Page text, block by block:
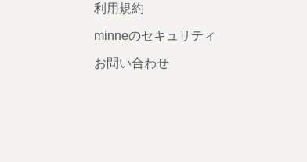
利用規約
minneのセキュリティ
お問い合わせ